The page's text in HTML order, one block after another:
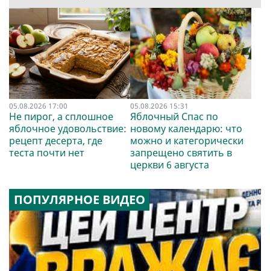
05.08.2026 17:00
Не пирог, а сплошное
яблочное удовольствие:
рецепт десерта, где
теста почти нет
05.08.2026 15:31
Яблочный Спас по
новому календарю: что
можно и категорически
запрещено святить в
церкви 6 августа
ПОПУЛЯРНОЕ ВИДЕО